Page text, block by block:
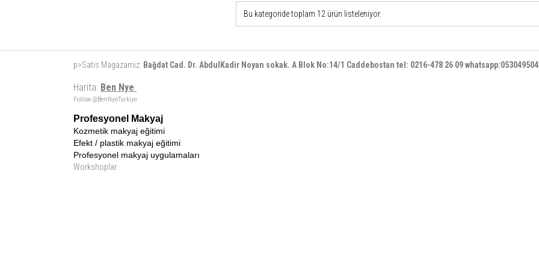
Bu kategoride toplam 12 ürün listeleniyor.
p>Satis Magazamiz: Bağdat Cad. Dr. AbdulKadir Noyan sokak. A Blok No:14/1 Caddebostan tel: 0216-478 26 09
Harita: Ben Nye
Follow @BenNyeTurkiye
Profesyonel Makyaj
Kozmetik makyaj eğitimi
Efekt / plastik makyaj eğitimi
Profesyonel makyaj uygulamaları
Workshoplar